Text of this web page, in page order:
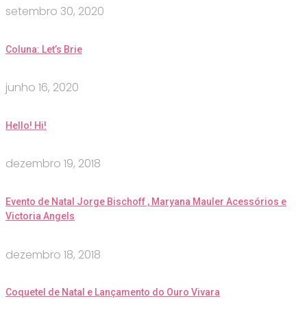
setembro 30, 2020
Coluna: Let’s Brie
junho 16, 2020
Hello! Hi!
dezembro 19, 2018
Evento de Natal Jorge Bischoff , Maryana Mauler Acessórios e
Victoria Angels
dezembro 18, 2018
Coquetel de Natal e Lançamento do Ouro Vivara